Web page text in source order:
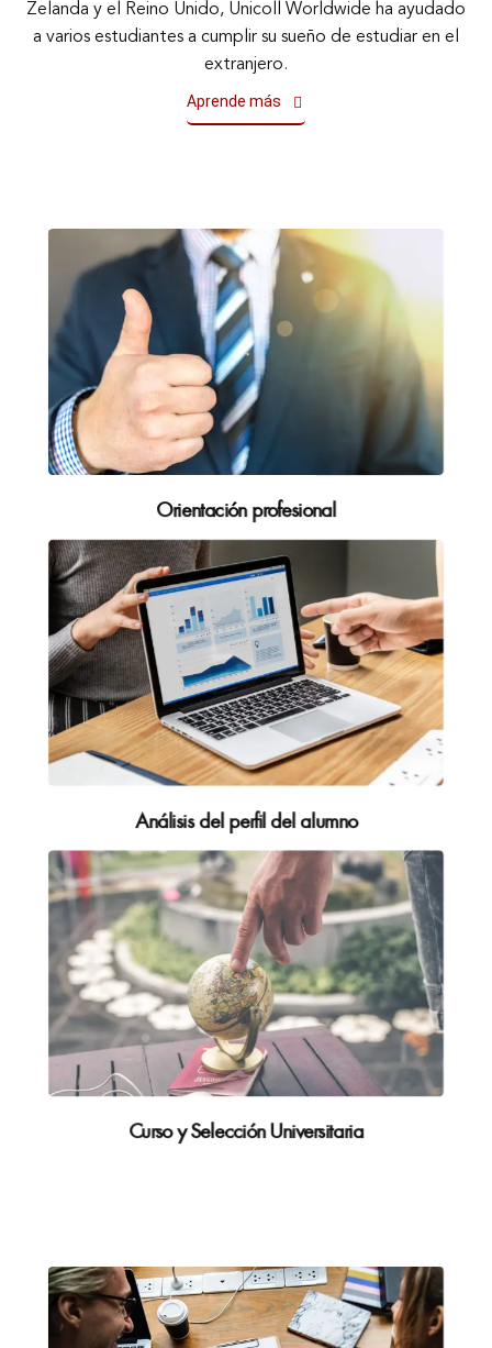
Zelanda y el Reino Unido, Unicoll Worldwide ha ayudado
a varios estudiantes a cumplir su sueño de estudiar en el
extranjero.
Aprende más
Orientación profesional
Análisis del perfil del alumno
Curso y Selección Universitaria